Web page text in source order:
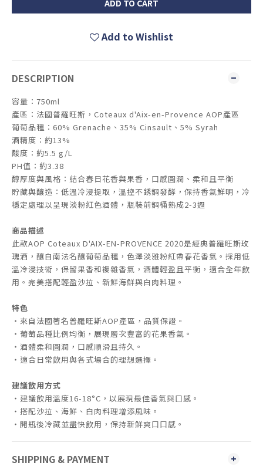
ADD TO CART
Add to Wishlist
DESCRIPTION
容量：750ml
產區：法國普羅旺斯，Coteaux d'Aix-en-Provence AOP產區
葡萄品種：60% Grenache、35% Cinsault、5% Syrah
酒精度：約13%
酸度：約5.5 g/L
PH值：約3.38
醇厚度與風格：結合春日花香與果香，口感圓潤、柔和且平衡
貯藏與釀造：低溫冷浸提取，溫控不銹鋼發酵，保持香氣鮮明，冷
穩定處理以呈現淡粉紅色酒體，瓶裝前鋼桶熟成2-3週
商品描述
此款AOP Coteaux D'AIX-EN-PROVENCE 2020是經典普羅旺斯玫
瑰酒，釀自南法名釀葡萄品種，色澤淡雅粉紅帶春花香氣。採用低
溫冷浸技術，保留果香和複雜香氣，酒體輕盈且平衡，適合全年飲
用。完美搭配輕盈沙拉、新鮮海鮮與白肉料理。
特色
・來自法國著名普羅旺斯AOP產區，品質保證。
・葡萄品種比例均衡，展現層次豐富的花果香氣。
・酒體柔和圓潤，口感順滑且持久。
・適合日常飲用與各式場合的理想選擇。
建議飲用方式
・建議飲用溫度16-18°C，以展現最佳香氣與口感。
・搭配沙拉、海鮮、白肉料理增添風味。
・開瓶後冷藏並盡快飲用，保持新鮮爽口口感。
SHIPPING & PAYMENT